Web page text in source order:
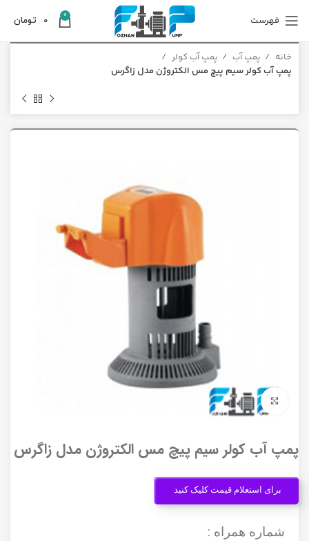
فهرست 0
0 تومان
خانه پمپ آب
پمپ آب کولر
پمپ آب کولر سیم پیچ مس الکتروژن مدل زاگرس
برای بزرگنمایی کلیک کنید
پمپ آب کولر سیم پیچ مس الکتروژن مدل زاگرس
برای استعلام قیمت کلیک کنید
شماره همراه :